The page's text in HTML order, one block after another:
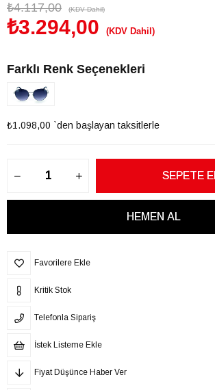
₺4.117,00 (KDV Dahil)
₺3.294,00 (KDV Dahil)
Farklı Renk Seçenekleri
₺1.098,00 `den başlayan taksitlerle
Favorilere Ekle
Kritik Stok
Telefonla Sipariş
İstek Listeme Ekle
Fiyat Düşünce Haber Ver